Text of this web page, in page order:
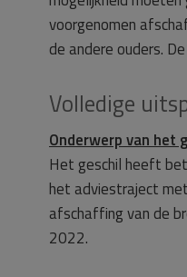
voorgenomen
de andere ouders.
Volledige
Onderwerp van het
Het geschil heeft
het adviestraject
afschaffing van de
2022.